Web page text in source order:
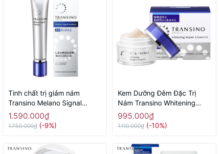
Tinh chất trị giảm nám
Transino Melano Signal
(50g) - Hàng Nhật Nội Địa
1.590.000₫
1.750.000₫ (-9%)
Kem Dưỡng Đêm Đặc Trị
Nám Transino Whitening
Repair Cream EX 35g
995.000₫
1.110.000₫ (-10%)